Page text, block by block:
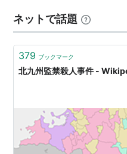
と特徴ついてまとめてお
戚等を巻き込…
ネットで話題
379 ブックマーク
北九州監禁殺人事件 -